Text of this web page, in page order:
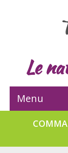
Le
Menu
Accueil
Institut